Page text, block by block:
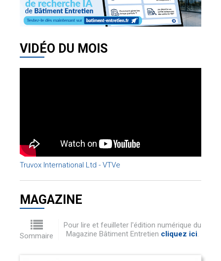
VIDÉO DU MOIS
Truvox International Ltd - VTVe
MAGAZINE
Sommaire
Pour lire et feuilleter l'édition numérique du
Magazine Bâtiment Entretien cliquez ici.